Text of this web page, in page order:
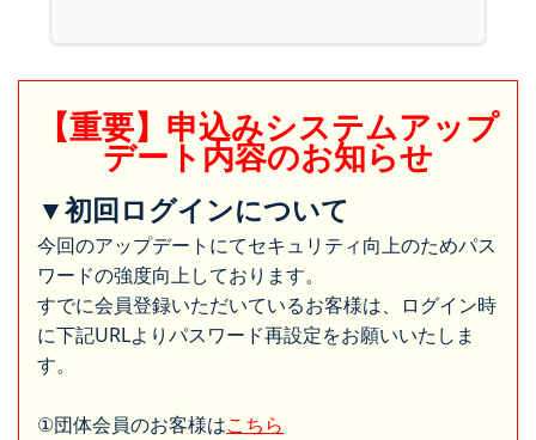
【重要】申込みシステムアップ
デート内容のお知らせ
▼初回ログインについて
今回のアップデートにてセキュリティ向上のためパス
ワードの強度向上しております。
すでに会員登録いただいているお客様は、ログイン時
に下記URLよりパスワード再設定をお願いいたしま
す。
①団体会員のお客様はこちら